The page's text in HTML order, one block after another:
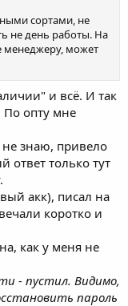
сортами, не
не день работы. На
менеджеру, может
этой теме и вам не
ответили?
то вашей
и всё. И так
По опту мне
не знаю, привело
ответ только тут
акк), писал на
коротко и
как у меня не
- пустил. Видимо,
пароль